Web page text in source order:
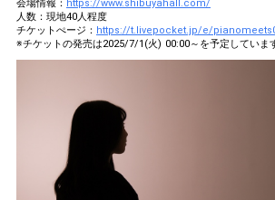
会場情報： https://www.shibuyahall.com/
人数：現地40人程度
チケットぺージ： https://t.livepocket.jp/e/
※チケットの発売は2025/7/1(火) 00:00～を予定していま